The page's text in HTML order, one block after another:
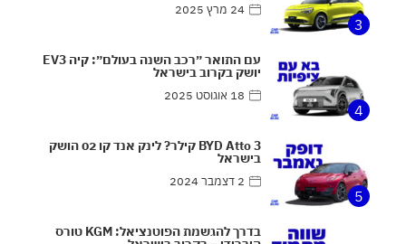
3
24 מרץ 2025
4
עם התואר ״רכב השנה בעולם״: קיה EV3
יושק בקרוב בישראל
18 אוגוסט 2025
5
BYD Atto 3 קילר? לינק אנד קו 02 הושק
בישראל
2 דצמבר 2024
בדרך להגשמת הפוטנציאל: KGM טורס